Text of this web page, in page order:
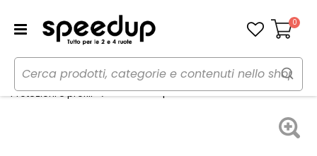
Carrello
0
Home Auto
Tuning esterno e pellicole
Protezioni e profili
Protezioni porta - LAMPA